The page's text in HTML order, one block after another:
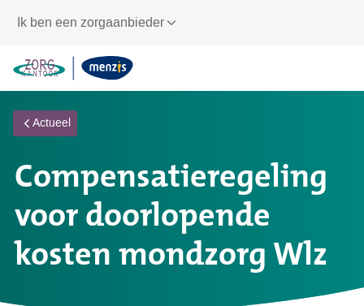
voor
navigatie
Ik ben een zorgaanbieder
Actueel
Compensatieregeling
voor doorlopende
kosten mondzorg Wlz